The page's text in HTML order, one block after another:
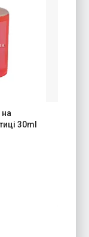
на
30ml